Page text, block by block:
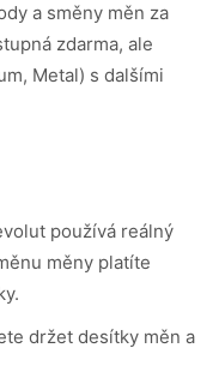
a směny měn za
zdarma, ale
Metal) s dalšími
používá reálný
měny platíte
držet desítky měn a